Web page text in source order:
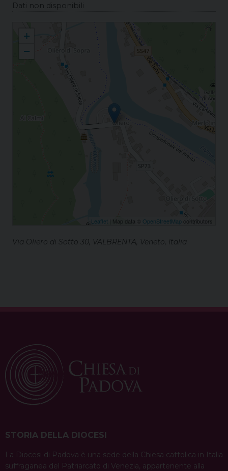
Dati non disponibili
+
−
Leaflet | Map data © OpenStreetMap contributors
Via Oliero di Sotto 30, VALBRENTA, Veneto, Italia
STORIA DELLA DIOCESI
La Diocesi di Padova è una sede della Chiesa cattolica in Italia
suffraganea del Patriarcato di Venezia, appartenente alla